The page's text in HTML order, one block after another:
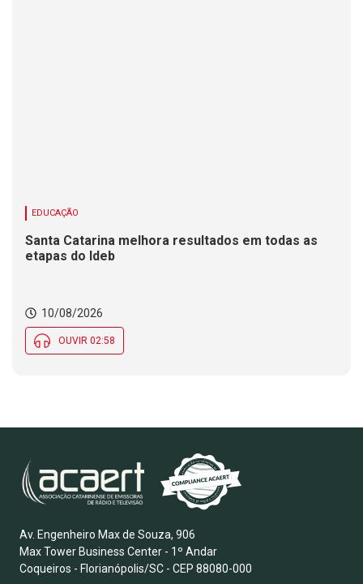
EDUCAÇÃO
Santa Catarina melhora resultados em todas as
etapas do Ideb
10/08/2026
OUVIR 02:58
Av. Engenheiro Max de Souza, 906
Max Tower Business Center - 1º Andar
Coqueiros - Florianópolis/SC - CEP 88080-000